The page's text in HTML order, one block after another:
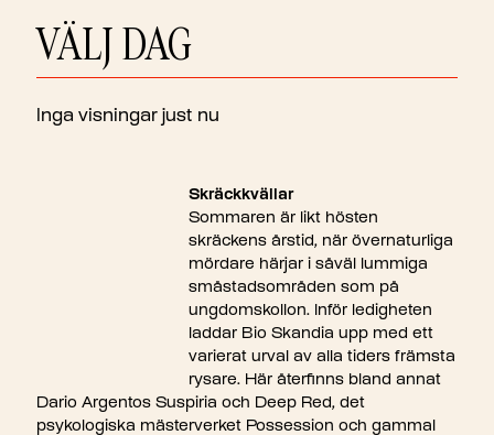
Skräckkvällar
Sommaren är likt hösten
skräckens årstid, när övernaturliga
mördare härjar i såväl lummiga
småstadsområden som på
ungdomskollon. Inför ledigheten
laddar Bio Skandia upp med ett
varierat urval av alla tiders främsta
rysare. Här återfinns bland annat
Dario Argentos Suspiria och Deep Red, det
psykologiska mästerverket Possession och gammal
VÄLJ DAG
Inga visningar just nu